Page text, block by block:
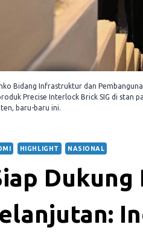
Bidang Infrastruktur dan
Precise Interlock Brick SIG di stan
baru-baru ini.
HIGHLIGHT NASIONAL